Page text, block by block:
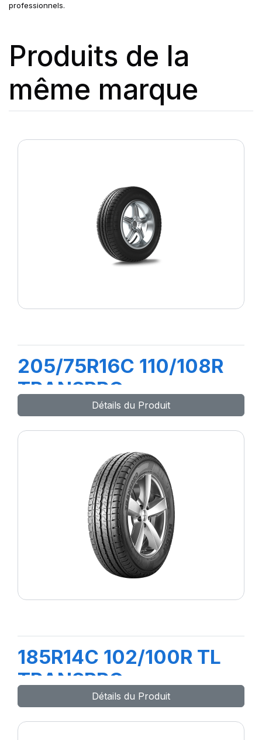
professionnels.
Produits de la
même marque
205/75R16C 110/108R
TRANSPRO
Détails du Produit
185R14C 102/100R TL
TRANSPRO
Détails du Produit